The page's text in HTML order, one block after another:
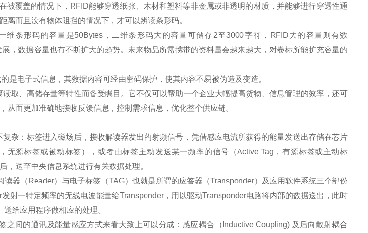
覆盖的情况下，RFID能够穿透纸张、木材和塑料等非金属或非透明的材质，并能够进行穿透性通
离而且没有物体阻挡的情况下，才可以辨读条形码。
条形码的容量是50Bytes，二维条形码大的容量可储存2至3000字符，RFID大的容量则有数
，数据容量也有不断扩大的趋势。未来物品所需携带的资料量会越来越大，对卷标所能扩充容量的
电子式信息，其数据内容可经由密码保护，使其内容不易被伪造及变造。
、高储存量等特性而备受瞩目。它不仅可以帮助一个企业大幅提高货物、信息管理的效率，还可
从而更加准确地接收反馈信息，控制需求信息，优化整个供应链。
杂：标签进入磁场后，接收解读器发出的射频信号，凭借感应电流所获得的能量发送出存储在芯片
无源标签或被动标签），或者由标签主动发送某一频率的信号（Active Tag，有源标签或主动标
，送至中央信息系统进行有关数据处理。
读器（Reader）与电子标签（TAG）也就是所谓的应答器（Transponder）及应用软件系统三个部份
射一特定频率的无线电波能量给Transponder，用以驱动Transponder电路将内部的数据送出，此时
给应用程序做相应的处理。
之间的通讯及能量感应方式来看大致上可以分成：感应耦合（Inductive Coupling) 及后向散射耦合